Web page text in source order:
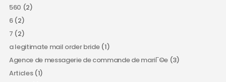
560 (2)
6(2)
7 (2)
a legitimate mail order bride(1)
Agence de messagerie de commande de mariГ©e(3)
Articles(1)